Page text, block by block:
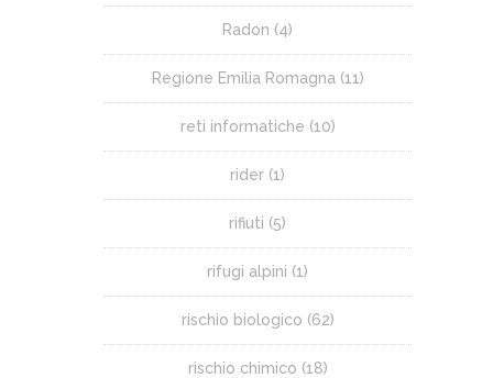
Radon (4)
Regione Emilia Romagna (11)
reti informatiche (10)
rider (1)
rifiuti (5)
rifugi alpini (1)
rischio biologico (62)
rischio chimico (18)